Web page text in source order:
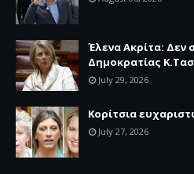
Έλενα Ακρίτα: Δεν
Δημοκρατίας
July 29, 2026
Κορίτσια
July 27, 2026